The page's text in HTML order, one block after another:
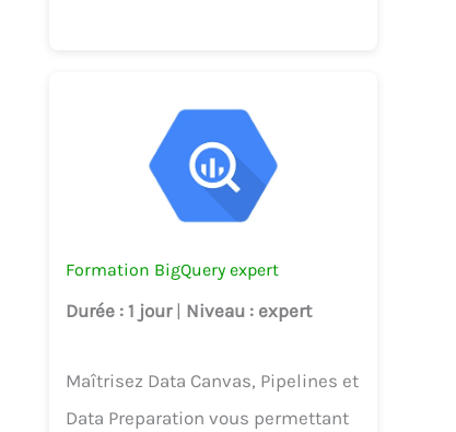
Formation BigQuery expert
Durée : 1 jour | Niveau : expert
Maîtrisez Data Canvas, Pipelines et
Data Preparation vous permettant